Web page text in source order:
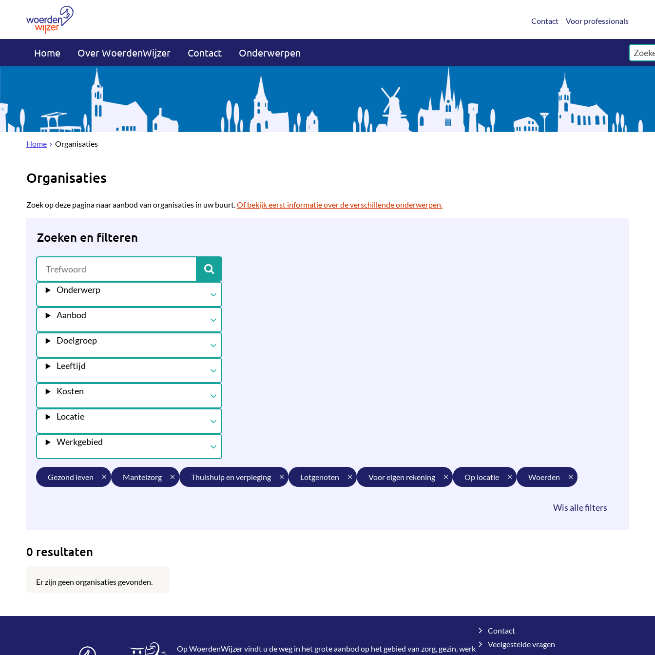
Contact Voor professionals
Home Over WoerdenWijzer Contact Onderwerpen
Home Organisaties
Organisaties
Zoek op deze pagina naar aanbod van organisaties in uw buurt.Of bekijk eerst informatie over de verschillende onderwerpen.
Zoeken en filteren
Onderwerp
Aanbod
Doelgroep
Leeftijd
Kosten
Locatie
Werkgebied
gezond leven mantelzorg thuishulp en verpleging lotgenoten voor eigen rekening op locatie woerden
0 resultaten
Er zijn geen organisaties gevonden.
Op WoerdenWijzer vindt u de weg in het grote aanbod op het gebied van zorg, gezin, werk
Contact
Veelgestelde vragen